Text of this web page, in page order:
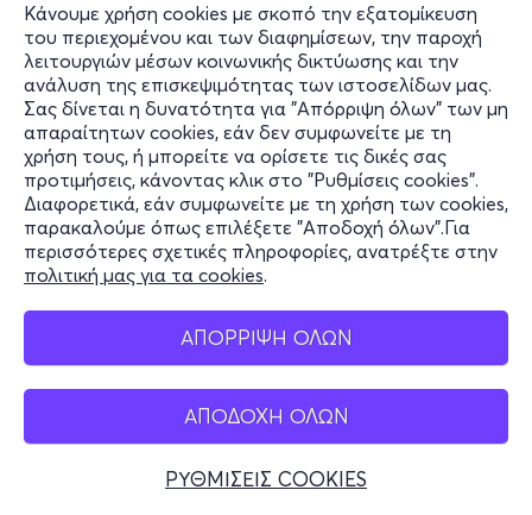
Κάνουμε χρήση cookies με σκοπό την εξατομίκευση
του περιεχομένου και των διαφημίσεων, την παροχή
λειτουργιών μέσων κοινωνικής δικτύωσης και την
ανάλυση της επισκεψιμότητας των ιστοσελίδων μας.
Σας δίνεται η δυνατότητα για "Απόρριψη όλων" των μη
απαραίτητων cookies, εάν δεν συμφωνείτε με τη
χρήση τους, ή μπορείτε να ορίσετε τις δικές σας
προτιμήσεις, κάνοντας κλικ στο "Ρυθμίσεις cookies".
Διαφορετικά, εάν συμφωνείτε με τη χρήση των cookies,
παρακαλούμε όπως επιλέξετε "Αποδοχή όλων".Για
περισσότερες σχετικές πληροφορίες, ανατρέξτε στην
πολιτική μας για τα cookies.
ΑΠΟΡΡΙΨΗ ΟΛΩΝ
ΑΠΟΔΟΧΗ ΟΛΩΝ
ΡΥΘΜΙΣΕΙΣ COOKIES